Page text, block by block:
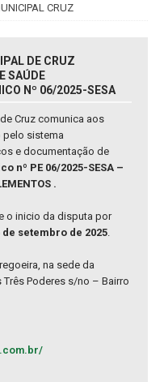
CRUZ
DE CRUZ
SAÚDE
Nº 06/2025-SESA
Cruz comunica aos
pelo sistema
e documentação de
nº PE 06/2025-SESA –
.
o inicio da disputa por
setembro de 2025.
na sede da
Poderes s/no – Bairro